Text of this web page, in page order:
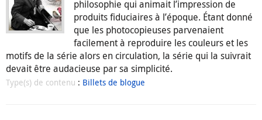
philosophie qui animait l’impression de
produits fiduciaires à l’époque. Étant donné
que les photocopieuses parvenaient
facilement à reproduire les couleurs et les
motifs de la série alors en circulation, la série qui la suivrait
devait être audacieuse par sa simplicité.
Type(s) de contenu : Billets de blogue